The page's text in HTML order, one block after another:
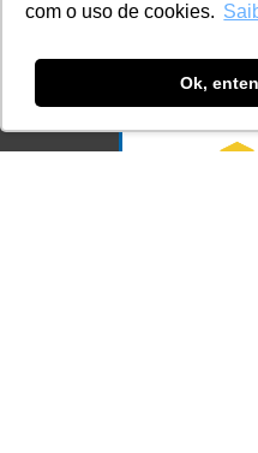
com o uso de cookies.
Ok,
Ferramenta Antifraude
Consulte aqui o